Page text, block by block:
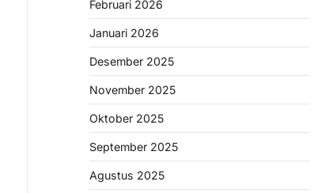
Februari 2026
Januari 2026
Desember 2025
November 2025
Oktober 2025
September 2025
Agustus 2025